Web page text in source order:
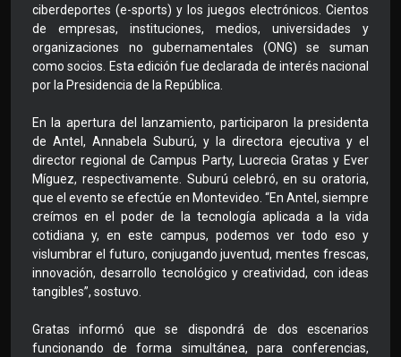
ciberdeportes (e-sports) y los juegos electrónicos. Cientos
de empresas, instituciones, medios, universidades y
organizaciones no gubernamentales (ONG) se suman
como socios. Esta edición fue declarada de interés nacional
por la Presidencia de la República.
En la apertura del lanzamiento, participaron la presidenta
de Antel, Annabela Suburú, y la directora ejecutiva y el
director regional de Campus Party, Lucrecia Gratas y Ever
Míguez, respectivamente. Suburú celebró, en su oratoria,
que el evento se efectúe en Montevideo. “En Antel, siempre
creímos en el poder de la tecnología aplicada a la vida
cotidiana y, en este campus, podemos ver todo eso y
vislumbrar el futuro, conjugando juventud, mentes frescas,
innovación, desarrollo tecnológico y creatividad, con ideas
tangibles”, sostuvo.
Gratas informó que se dispondrá de dos escenarios
funcionando de forma simultánea, para conferencias,